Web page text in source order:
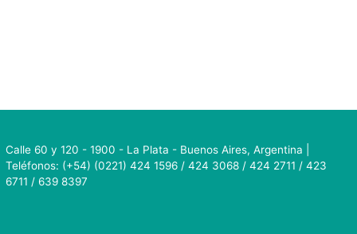
Calle 60 y 120 - 1900 - La Plata - Buenos Aires, Argentina |
Teléfonos: (+54) (0221) 424 1596 / 424 3068 / 424 2711 / 423
6711 / 639 8397